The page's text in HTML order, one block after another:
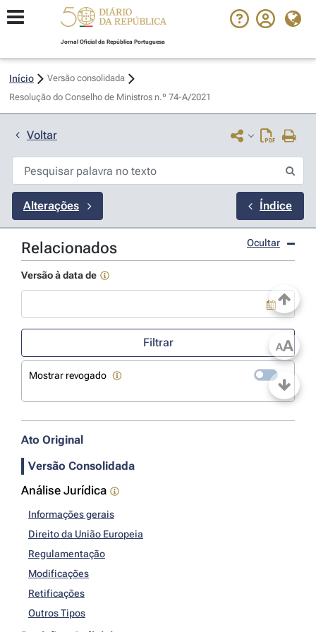
Jornal Oficial da República Portuguesa
Início
Versão consolidada
Resolução do Conselho de Ministros n.º 74-A/2021
Voltar
Alterações Índice
Relacionados Ocultar
Versão à data de
Filtrar
Mostrar revogado
Ato Original
Versão Consolidada
Análise Jurídica
Informações gerais
Direito da União Europeia
Regulamentação
Modificações
Retificações
Outros Tipos
AA